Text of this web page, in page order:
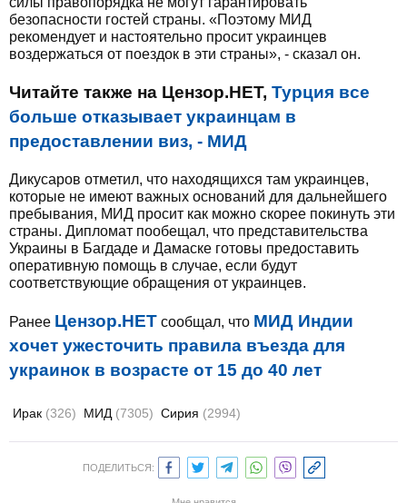
безопасности гостей страны. «Поэтому МИД
рекомендует и настоятельно просит украинцев
воздержаться от поездок в эти страны», - сказал он.
Читайте также на Цензор.НЕТ, Турция все
больше отказывает украинцам в
предоставлении виз, - МИД
Дикусаров отметил, что находящихся там украинцев,
которые не имеют важных оснований для дальнейшего
пребывания, МИД просит как можно скорее покинуть эти
страны. Дипломат пообещал, что представительства
Украины в Багдаде и Дамаске готовы предоставить
оперативную помощь в случае, если будут
соответствующие обращения от украинцев.
Ранее Цензор.НЕТ сообщал, что МИД Индии
хочет ужесточить правила въезда для
украинок в возрасте от 15 до 40 лет
Ирак (326) МИД (7305) Сирия (2994)
ПОДЕЛИТЬСЯ: